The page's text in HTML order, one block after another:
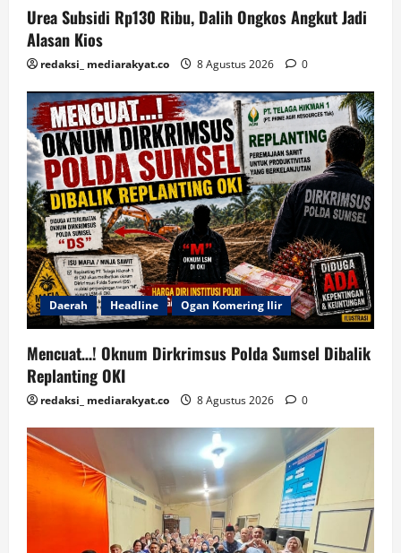
Urea Subsidi Rp130 Ribu, Dalih Ongkos Angkut Jadi
Alasan Kios
redaksi_ mediarakyat.co 8 Agustus 2026 0
Daerah Headline Ogan Komering Ilir
Mencuat…! Oknum Dirkrimsus Polda Sumsel Dibalik
Replanting OKI
redaksi_ mediarakyat.co 8 Agustus 2026 0